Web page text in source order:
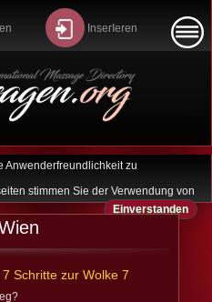
InserIeren
Anwenderfreundlichkeit zu
stimmen Sie der Verwendung von
Einverstanden
Schritte zur Wolke 7